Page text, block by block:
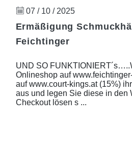
07 / 10 / 2025
Ermäßigung
Feichtinger
UND SO
Onlineshop auf
auf www.court-kings.at (15%)
aus und legen Sie diese in den
Checkout lösen s ...